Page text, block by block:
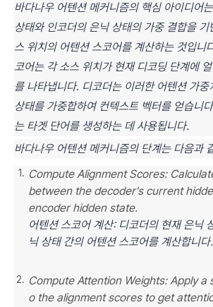
바다나우 어텐션 메커니즘의 핵심 아이디어
상태와 인코더의 은닉 상태의 가중 결합을
스 위치의 어텐션 스코어를 계산하는 것입니
코어는 각 소스 위치가 현재 디코딩 단계에
를 나타냅니다. 디코더는 이러한 어텐션 가
상태를 가중합하여 컨텍스트 벡터를 얻습니
는 타겟 단어를 생성하는 데 사용됩니다.
바다나우 어텐션 메커니즘의 단계는 다음과
Compute Alignment Scores:
between the decoder's current
encoder hidden state.
어텐션 스코어 계산: 디코더의 현재 은닉
닉 상태 간의 어텐션 스코어를 계산합니다.
Compute Attention Weights: Apply a
o the alignment scores to get